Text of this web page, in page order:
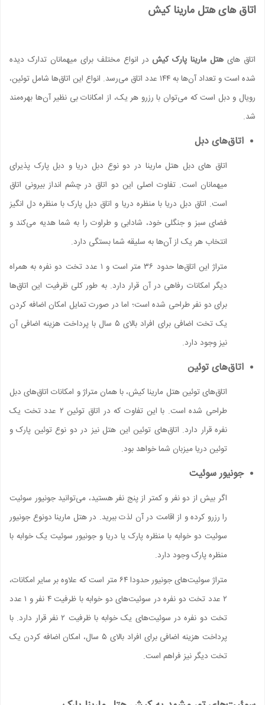
اتاق های هتل مارینا کیش
اتاق های هتل مارینا پارک کیش در انواع مختلف برای میهمانان تدارک دیده
شده است و تعداد آن‌ها به ۱۴۴ عدد اتاق می‌رسد. انواع این اتاق‌ها شامل توئین،
رویال و دبل است که می‌توان با رزرو هر یک، از امکانات بی نظیر آن‌ها بهره‌مند
شد.
اتاق‌های دبل
اتاق های دبل هتل مارینا در دو نوع دبل دریا و دبل پارک پذیرای
میهمانان است. تفاوت اصلی این دو اتاق در چشم انداز بیرونی اتاق
است. اتاق دبل دریا با منظره دریا و اتاق دبل پارک با منظره دل انگیز
فضای سبز و جنگلی خود، شادابی و طراوت را به شما هدیه می‌کند و
انتخاب هر یک از آن‌ها به سلیقه شما بستگی دارد.
متراژ این اتاق‌ها حدود ۳۶ متر است و ۱ عدد تخت دو نفره به همراه
دیگر امکانات رفاهی در آن قرار دارد. به طور کلی ظرفیت این اتاق‌ها
برای دو نفر طراحی شده است؛ اما در صورت تمایل امکان اضافه کردن
یک تخت اضافی برای افراد بالای ۵ سال با پرداخت هزینه اضافی آن
نیز وجود دارد.
اتاق‌های توئین
اتاق‌های توئین هتل مارینا کیش، با همان متراژ و امکانات اتاق‌های دبل
طراحی شده است. با این تفاوت که در اتاق توئین ۲ عدد تخت یک
نفره قرار دارد. اتاق‌های توئین این هتل نیز در دو نوع توئین پارک و
توئین دریا میزبان شما خواهد بود.
جونیور سوئیت
اگر بیش از دو نفر و کمتر از پنج نفر هستید، می‌توانید جونیور سوئیت‌
را رزرو کرده و از اقامت در آن لذت ببرید. در هتل مارینا دونوع جونیور
سوئیت دو خوابه با منظره پارک یا دریا و جونیور سوئیت یک خوابه با
منظره پارک وجود دارد.
متراژ سوئیت‌های جونیور حدودا ۶۴ متر است که علاوه بر سایر امکانات،
۲ عدد تخت دو نفره در سوئیت‌های دو خوابه با ظرفیت ۴ نفر و ۱ عدد
تخت دو نفره در سوئیت‌های یک خوابه با ظرفیت ۲ نفر قرار دارد. با
پرداخت هزینه اضافی برای افراد بالای ۵ سال، امکان اضافه کردن یک
تخت دیگر نیز فراهم است.